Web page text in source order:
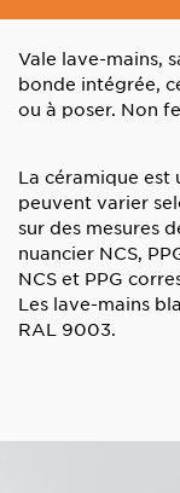
Vale lave-mains,
bonde intégrée,
ou à poser. Non
La céramique est
peuvent varier
sur des mesures
nuancier NCS,
NCS et PPG
Les lave-mains
RAL 9003.